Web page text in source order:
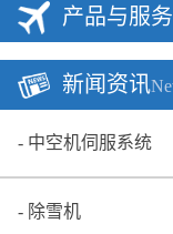
产品与服务
新闻资讯
中空机伺服系统
除雪机